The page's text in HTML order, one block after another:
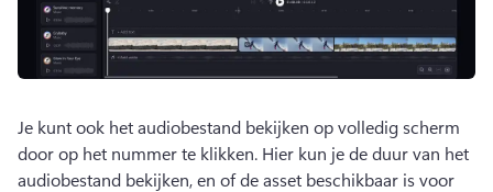
Je kunt ook het audiobestand bekijken op volledig scherm
door op het nummer te klikken. Hier kun je de duur van het
audiobestand bekijken, en of de asset beschikbaar is voor